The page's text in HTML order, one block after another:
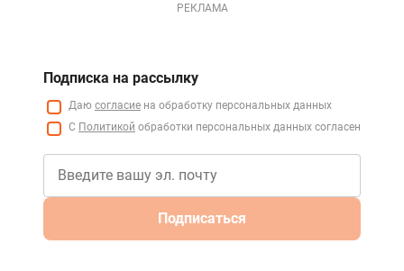
РЕКЛАМА
Подписка на рассылку
Даю согласие на обработку персональных данных
С Политикой обработки персональных данных согласен
Подписаться